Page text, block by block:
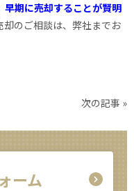
早期に売却することが賢明
のご相談は、弊社までお
次の記事 »
ーム